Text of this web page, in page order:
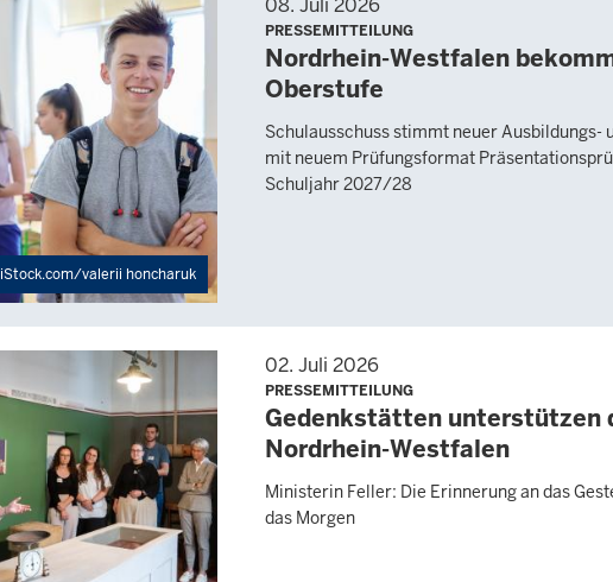
iStock.com/valerii honcharuk
PRESSEMITTEILUNG
Nordrhein-Westfalen
Oberstufe
Schulausschuss stimmt neuer
mit neuem Prüfungsformat
Schuljahr 2027/28
02. Juli 2026
PRESSEMITTEILUNG
Gedenkstätten unterstützen
Nordrhein-Westfalen
Ministerin Feller: Die Erinnerung an das
das Morgen